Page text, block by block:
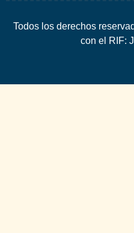
Todos los derechos
con el RIF: